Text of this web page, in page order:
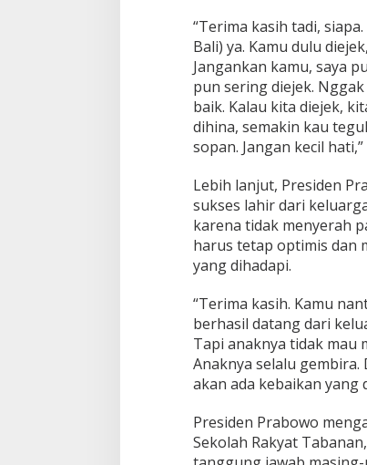
“Terima kasih tadi,
Bali) ya. Kamu dulu
Jangankan kamu, saya
pun sering diejek.
baik. Kalau kita diejek,
dihina, semakin kau
sopan. Jangan kecil
Lebih lanjut, Presiden
sukses lahir dari
karena tidak menyerah
harus tetap optimis dan
yang dihadapi.
“Terima kasih. Kamu
berhasil datang dari
Tapi anaknya tidak mau
Anaknya selalu
akan ada kebaikan yang
Presiden Prabowo
Sekolah Rakyat